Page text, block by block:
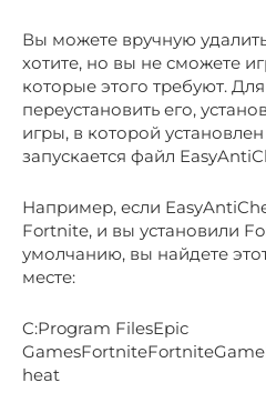
Вы можете вручную
хотите, но вы не сможете
которые этого требуют.
переустановить его,
игры, в которой
запускается файл
Например, если
Fortnite, и вы установили
умолчанию, вы найдете
месте:
C:Program FilesEpic
heat